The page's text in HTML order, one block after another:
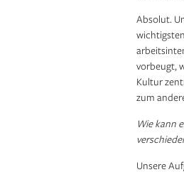
Absolut.
vorbeugt,
Kultur
zum
Wie kann
Unsere